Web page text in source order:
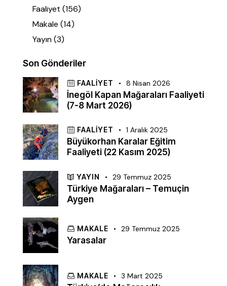
Faaliyet (156)
Makale (14)
Yayın(3)
Son Gönderiler
FAALIYET 8 Nisan 2026
İnegöl Kapan Mağaraları Faaliyeti
(7-8 Mart 2026)
FAALIYET 1 Aralık 2025
Büyükorhan Karalar Eğitim
Faaliyeti (22 Kasım 2025)
YAYIN 29 Temmuz 2025
Türkiye Mağaraları – Temuçin
Aygen
MAKALE 29 Temmuz 2025
Yarasalar
MAKALE 3 Mart 2025